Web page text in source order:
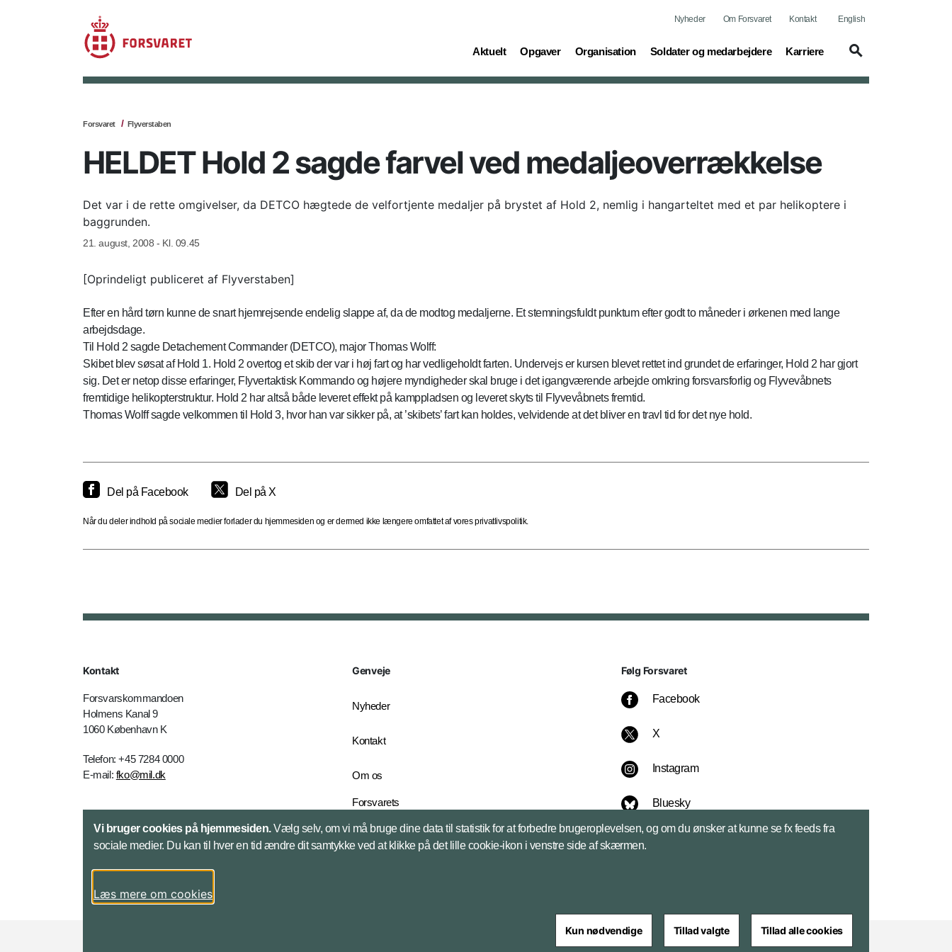
Nyheder Om Forsvaret Kontakt English
Aktuelt
(current) Opgaver
(current) Organisation
(current) Soldater og medarbejdere
(current) Karriere
(current)
Forsvaret Flyverstaben
HELDET Hold 2 sagde farvel ved medaljeoverrækkelse
Det var i de rette omgivelser, da DETCO hægtede de velfortjente medaljer på brystet af Hold 2, nemlig i hangarteltet med et par helikoptere i
baggrunden.
21. august, 2008 - Kl. 09.45
[Oprindeligt publiceret af Flyverstaben]
Efter en hård tørn kunne de snart hjemrejsende endelig slappe af, da de modtog medaljerne. Et stemningsfuldt punktum efter godt to måneder i ørkenen med lange
arbejdsdage.
Til Hold 2 sagde Detachement Commander (DETCO), major Thomas Wolff:
Skibet blev søsat af Hold 1. Hold 2 overtog et skib der var i høj fart og har vedligeholdt farten. Undervejs er kursen blevet rettet ind grundet de erfaringer, Hold 2 har gjort
sig. Det er netop disse erfaringer, Flyvertaktisk Kommando og højere myndigheder skal bruge i det igangværende arbejde omkring forsvarsforlig og Flyvevåbnets
fremtidige helikopterstruktur. Hold 2 har altså både leveret effekt på kamppladsen og leveret skyts til Flyvevåbnets fremtid.
Thomas Wolff sagde velkommen til Hold 3, hvor han var sikker på, at ’skibets’ fart kan holdes, velvidende at det bliver en travl tid for det nye hold.
Del på Facebook Del på X
Når du deler indhold på sociale medier forlader du hjemmesiden og er dermed ikke længere omfattet af vores privatlivspolitik.
Kontakt
Forsvarskommandoen
Holmens Kanal 9
1060 København K
Telefon: +45 7284 0000
E-mail: fko@mil.dk
Kontakt
Genveje
Nyheder
Kontakt
Om os
Forsvarets
English Edition
Følg Forsvaret
Facebook
X
Instagram
Bluesky
LinkedIn
Vi bruger cookies på hjemmesiden.Vælg selv, om vi må bruge dine data til statistik for at forbedre brugeroplevelsen, og om du ønsker at kunne se fx feeds fra
sociale medier. Du kan til hver en tid ændre dit samtykke ved at klikke på det lille cookie-ikon i venstre side af skærmen.
Læs mere om cookies
Kun nødvendige Tillad valgte Tillad alle cookies